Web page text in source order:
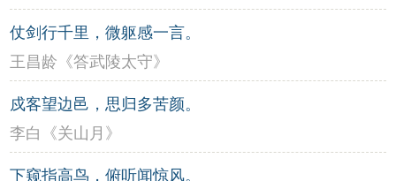
仗剑行千里，微躯感一言。
王昌龄《答武陵太守》
戍客望边邑，思归多苦颜。
李白《关山月》
下窥指高鸟，俯听闻惊风。